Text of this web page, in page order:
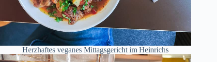
Herzhaftes veganes Mittagsgericht im Heinrichs